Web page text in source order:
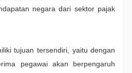
negara dari sektor pajak
tujuan tersendiri, yaitu dengan
pegawai akan berpengaruh